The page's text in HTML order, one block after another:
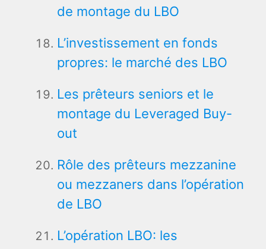
de montage du LBO
L’investissement en fonds
propres: le marché des LBO
Les prêteurs seniors et le
montage du Leveraged Buy-
out
Rôle des prêteurs mezzanine
ou mezzaners dans l’opération
de LBO
L’opération LBO: les